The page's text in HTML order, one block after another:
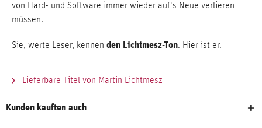
von Hard- und Software immer wieder auf's Neue verlieren
müssen.
Sie, werte Leser, kennen den Lichtmesz-Ton. Hier ist er.
Lieferbare Titel von Martin Lichtmesz
Kunden kauften auch